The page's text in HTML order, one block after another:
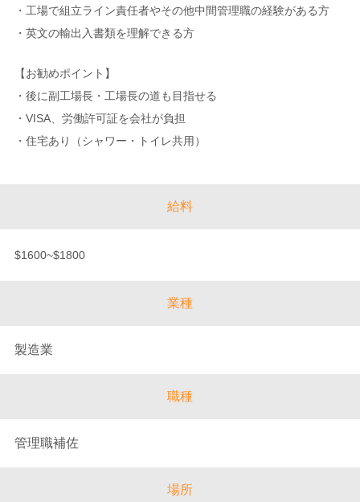
・工場で組立ライン責任者やその他中間管理職の経験がある方
・英文の輸出入書類を理解できる方
【お勧めポイント】
・後に副工場長・工場長の道も目指せる
・VISA、労働許可証を会社が負担
・住宅あり（シャワー・トイレ共用）
給料
$1600~$1800
業種
製造業
職種
管理職補佐
場所